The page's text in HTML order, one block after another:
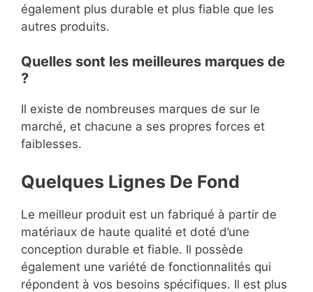
également plus durable et plus fiable que les
autres produits.
Quelles sont les meilleures marques de
?
Il existe de nombreuses marques de sur le
marché, et chacune a ses propres forces et
faiblesses.
Quelques Lignes De Fond
Le meilleur produit est un fabriqué à partir de
matériaux de haute qualité et doté d’une
conception durable et fiable. Il possède
également une variété de fonctionnalités qui
répondent à vos besoins spécifiques. Il est plus